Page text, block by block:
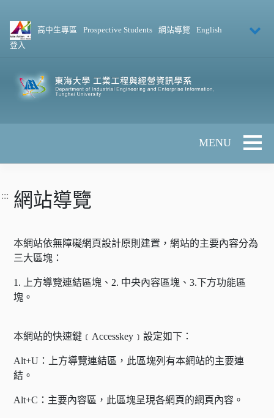
高中生專區 Prospective Students 網站導覽
English
登入
Toggle
::: 網站導覽
本網站依無障礙網頁設計原則建置，網站的主要內容分為
三大區塊：
1. 上方導覽連結區塊、2. 中央內容區塊、3.下方功能區
塊。
本網站的快速鍵﹝Accesskey﹞設定如下：
Alt+U：上方導覽連結區，此區塊列有本網站的主要連
結。
Alt+C：主要內容區，此區塊呈現各網頁的網頁內容。